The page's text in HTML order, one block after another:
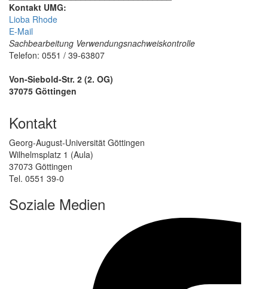
Kontakt UMG:
Lioba Rhode
E-Mail
Sachbearbeitung Verwendungsnachweiskontrolle
Telefon: 0551 / 39-63807
Von-Siebold-Str. 2 (2. OG)
37075 Göttingen
Kontakt
Georg-August-Universität Göttingen
Wilhelmsplatz 1 (Aula)
37073 Göttingen
Tel. 0551 39-0
Soziale Medien